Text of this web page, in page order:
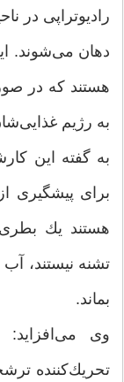
رادیوتراپی در
دهان می‌شوند.
هستند كه در
به رژیم
به گفته این
برای پیشگیری
هستند یك
تشنه نیستند،
بماند.
وی می‌افزاید:
تحریك‌كننده